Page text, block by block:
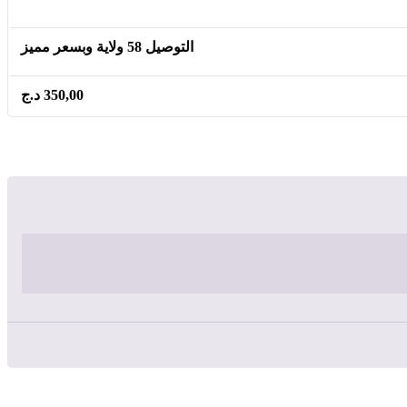
التوصيل 58 ولاية وبسعر مميز
350,00 د.ج